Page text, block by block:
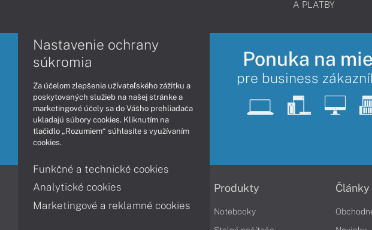
A PLATBY
Ponuka na
pre business
Informácie
Obchodné podmienky
Produkty
Notebooky
Články
Nastavenie ochrany
súkromia
Za účelom zlepšenia užívateľského zážitku a
poskytovaných služieb na našej stránke a
marketingové účely sa do Vášho prehliadača
ukladajú súbory cookies. Kliknutím na
tlačidlo „Rozumiem“ súhlasíte s využívaním
cookies.
Funkčné a technické cookies
Analytické cookies
Marketingové a reklamné cookies